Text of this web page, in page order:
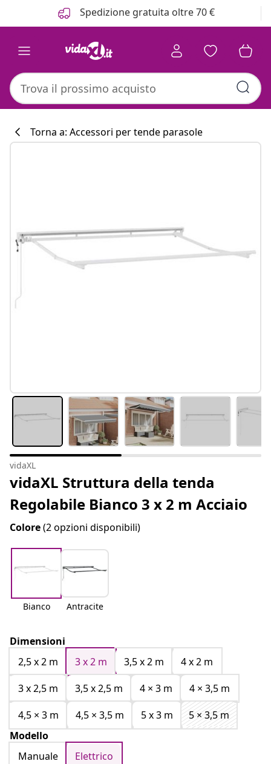
Spedizione gratuita oltre 70 €
Torna a: Accessori per tende parasole
vidaXL
vidaXL Struttura della tenda
Regolabile Bianco 3 x 2 m Acciaio
Colore(2 opzioni disponibili)
Bianco Antracite
Dimensioni
2,5 x 2 m
3 x 2 m 3,5 x 2 m
4 x 2 m
3 x 2,5 m
3,5 x 2,5 m 4 × 3 m
4 × 3,5 m
4,5 × 3 m
4,5 × 3,5 m 5 x 3 m
5 × 3,5 m
Modello
Manuale
Elettrico